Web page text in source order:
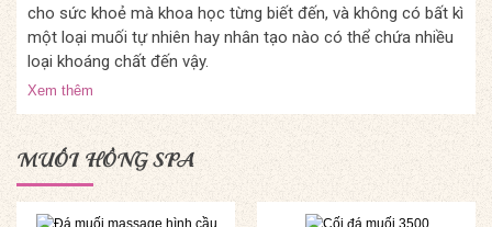
cho sức khoẻ mà khoa học từng biết đến, và không có bất kì
một loại muối tự nhiên hay nhân tạo nào có thể chứa nhiều
loại khoáng chất đến vậy.
Xem thêm
MUỐI HỒNG SPA